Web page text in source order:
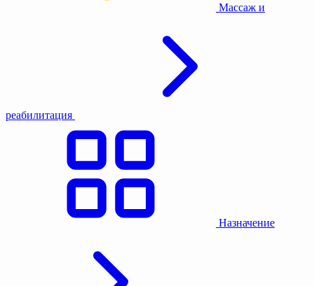
Массаж и
реабилитация
Назначение